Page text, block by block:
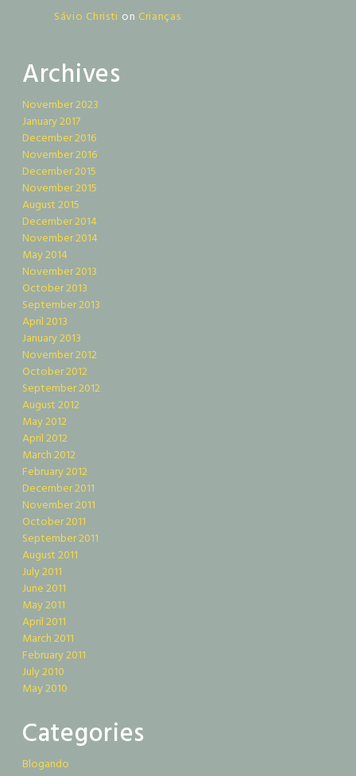
Sávio Christi on Crianças
Archives
November 2023
January 2017
December 2016
November 2016
December 2015
November 2015
August 2015
December 2014
November 2014
May 2014
November 2013
October 2013
September 2013
April 2013
January 2013
November 2012
October 2012
September 2012
August 2012
May 2012
April 2012
March 2012
February 2012
December 2011
November 2011
October 2011
September 2011
August 2011
July 2011
June 2011
May 2011
April 2011
March 2011
February 2011
July 2010
May 2010
Categories
Blogando